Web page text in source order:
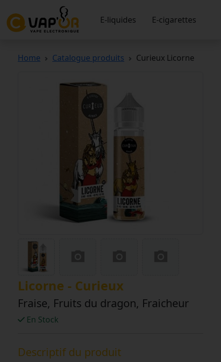
E-liquides E-cigarettes
Home Catalogue produits Curieux Licorne
Licorne - Curieux
Fraise, Fruits du dragon, Fraicheur
En Stock
Descriptif du produit